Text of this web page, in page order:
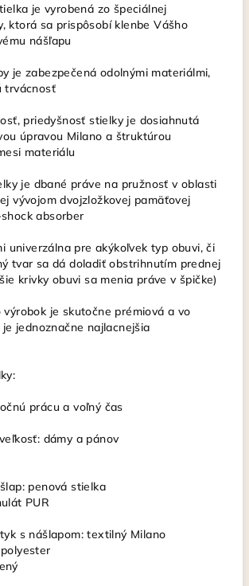
je vyrobená zo špeciálnej
ktorá sa prispôsobí klenbe Vášho
nášľapu
je zabezpečená odolnými materiálmi,
trvácnosť
priedyšnosť stielky je dosiahnutá
úpravou Milano a štruktúrou
materiálu
je dbané práve na pružnosť v oblasti
vývojom dvojzložkovej pamäťovej
absorber
univerzálna pre akýkoľvek typ obuvi, či
tvar sa dá doladiť obstrihnutím prednej
krivky obuvi sa menia práve v špičke)
je skutočne prémiová a vo
jednoznačne najlacnejšia
prácu a voľný čas
dámy a pánov
penová stielka
PUR
s nášlapom: textilný Milano